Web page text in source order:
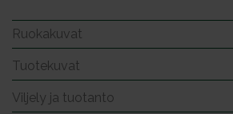
Ruokakuvat
Tuotekuvat
Viljely ja tuotanto